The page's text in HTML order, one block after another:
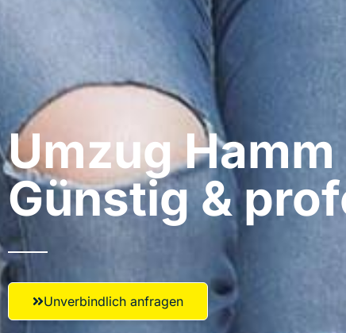
Umzug
Günstig &
Unverbindlich anfragen